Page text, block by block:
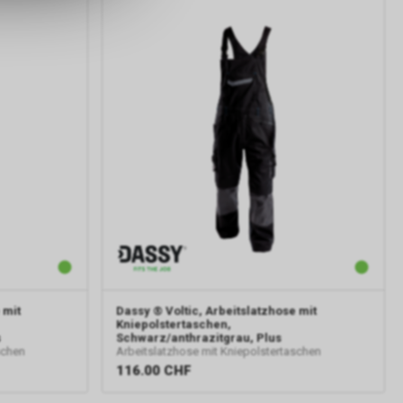
mit
Dassy ® Voltic, Arbeitslatzhose mit
Kniepolstertaschen,
Schwarz/anthrazitgrau, Plus
Arbeitslatzhose mit Kniepolstertaschen
116.00 CHF
die auf
der
von
über eine
der